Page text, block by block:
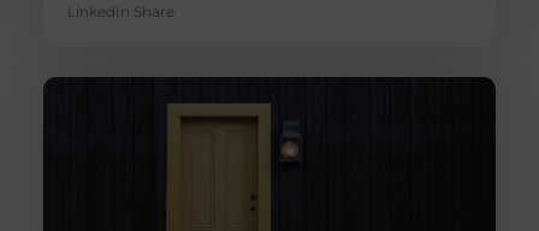
LinkedIn Share